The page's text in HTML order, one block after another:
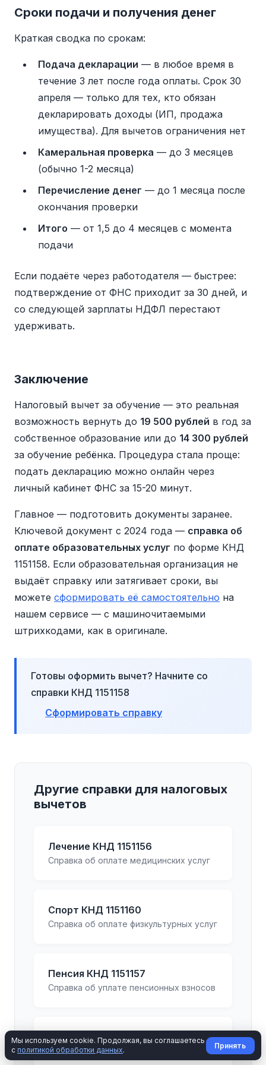
наличие справки значительно ускоряет
проверку и снижает риск отказа.
данные из личного кабинета ФНС,
справка об оплате образовательных услуг
заведением, копия его лицензии и
платёжные документы — чеки, квитанции
или выписки. Если вычет оформляют за
ребёнка, дополнительно понадобятся
свидетельство о рождении и справка об
очной форме обучения.
Сроки подачи и получения денег
Краткая сводка по срокам:
Подача декларации — в любое время в
течение 3 лет после года оплаты. Срок 30
апреля — только для тех, кто обязан
декларировать доходы (ИП, продажа
имущества). Для вычетов ограничения нет
Камеральная проверка — до 3 месяцев
(обычно 1-2 месяца)
Перечисление денег — до 1 месяца после
окончания проверки
Итого — от 1,5 до 4 месяцев с момента
подачи
Если подаёте через работодателя — быстрее:
подтверждение от ФНС приходит за 30 дней, и
со следующей зарплаты НДФЛ перестают
удерживать.
Заключение
Налоговый вычет за обучение — это реальная
возможность вернуть до 19 500 рублей в год за
собственное образование или до 14 300 рублей
за обучение ребёнка. Процедура стала проще:
подать декларацию можно онлайн через
личный кабинет ФНС за 15-20 минут.
Главное — подготовить документы заранее.
Ключевой документ с 2024 года — справка об
оплате образовательных услуг по форме КНД
1151158. Если образовательная организация не
выдаёт справку или затягивает сроки, вы
можете сформировать её самостоятельно на
нашем сервисе — с машиночитаемыми
штрихкодами, как в оригинале.
Готовы оформить вычет? Начните со
справки КНД 1151158
Сформировать справку
Другие справки для налоговых
вычетов
Лечение КНД 1151156
Справка об оплате медицинских услуг
Спорт КНД 1151160
Справка об оплате физкультурных услуг
Пенсия КНД 1151157
Справка об уплате пенсионных взносов
Страхование КНД 1151159
Справка об уплате страховых взносов
Мы используем cookie. Продолжая, вы соглашаетесь
сполитикой обработки данных. Принять